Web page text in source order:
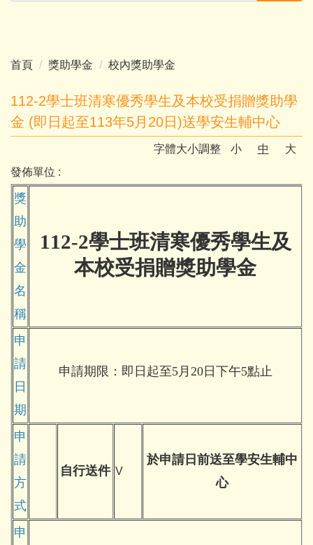
首頁 獎助學金 校內獎助學金
112-2學士班清寒優秀學生及本校受捐贈獎助學
金 (即日起至113年5月20日)送學安生輔中心
字體大小調整 小 中
大
發佈單位 :
獎
助
學
金
名
稱
112-2學士班清寒優秀學生及
本校受捐贈獎助學金
申
請
日
期
申請期限：即日起至5月20日下午5點止
申
請
方
式
自行送件 V
於申請日前送至學安生輔中
心
申